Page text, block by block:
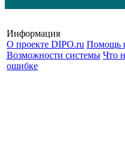
Информация
О проекте DIPO.ru Помощь
Возможности системы Что
ошибке